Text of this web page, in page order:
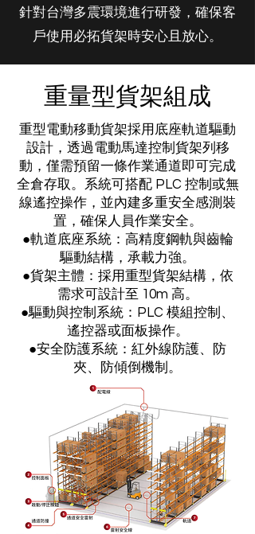
針對台灣多震環境進行研發，確保客
戶使用必拓貨架時安心且放心。
重量型貨架組成
重型電動移動貨架採用底座軌道驅動
設計，透過電動馬達控制貨架列移
動，僅需預留一條作業通道即可完成
全倉存取。系統可搭配 PLC 控制或無
線遙控操作，並內建多重安全感測裝
置，確保人員作業安全。
●軌道底座系統：高精度鋼軌與齒輪
驅動結構，承載力強。
●貨架主體：採用重型貨架結構，依
需求可設計至 10m 高。
●驅動與控制系統：PLC 模組控制、
遙控器或面板操作。
●安全防護系統：紅外線防護、防
夾、防傾倒機制。